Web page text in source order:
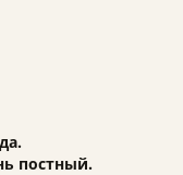
постный.